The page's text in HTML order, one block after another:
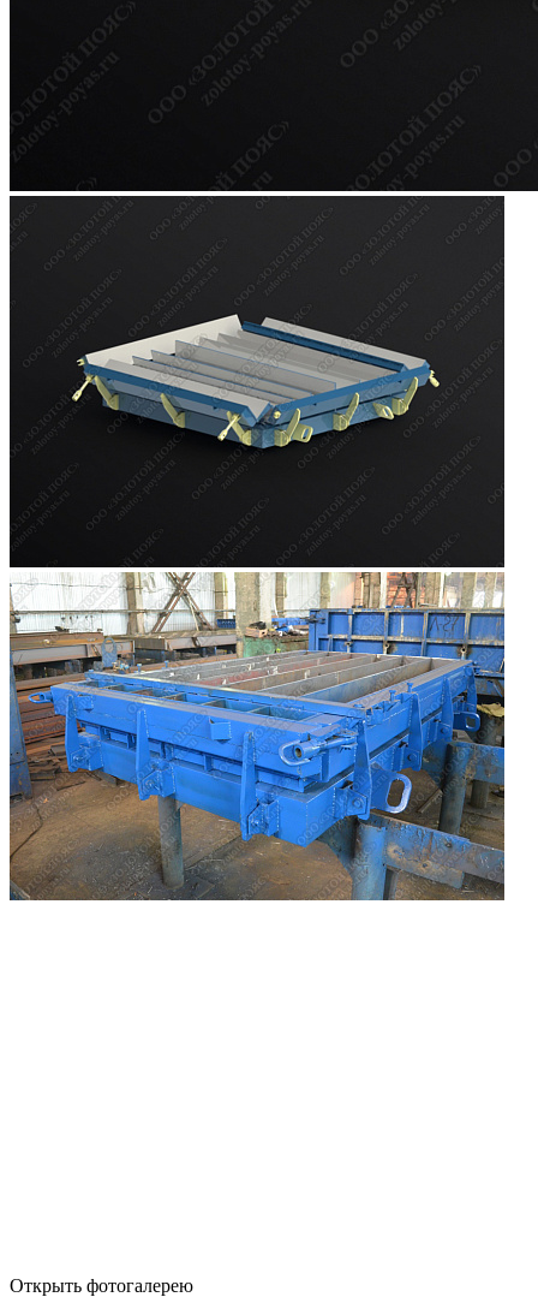
Открыть фотогалерею